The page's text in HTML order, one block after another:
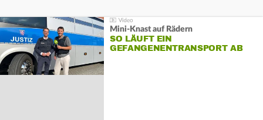
Mini-Knast auf Rädern
SO LÄUFT EIN
GEFANGENENTRANSPORT AB